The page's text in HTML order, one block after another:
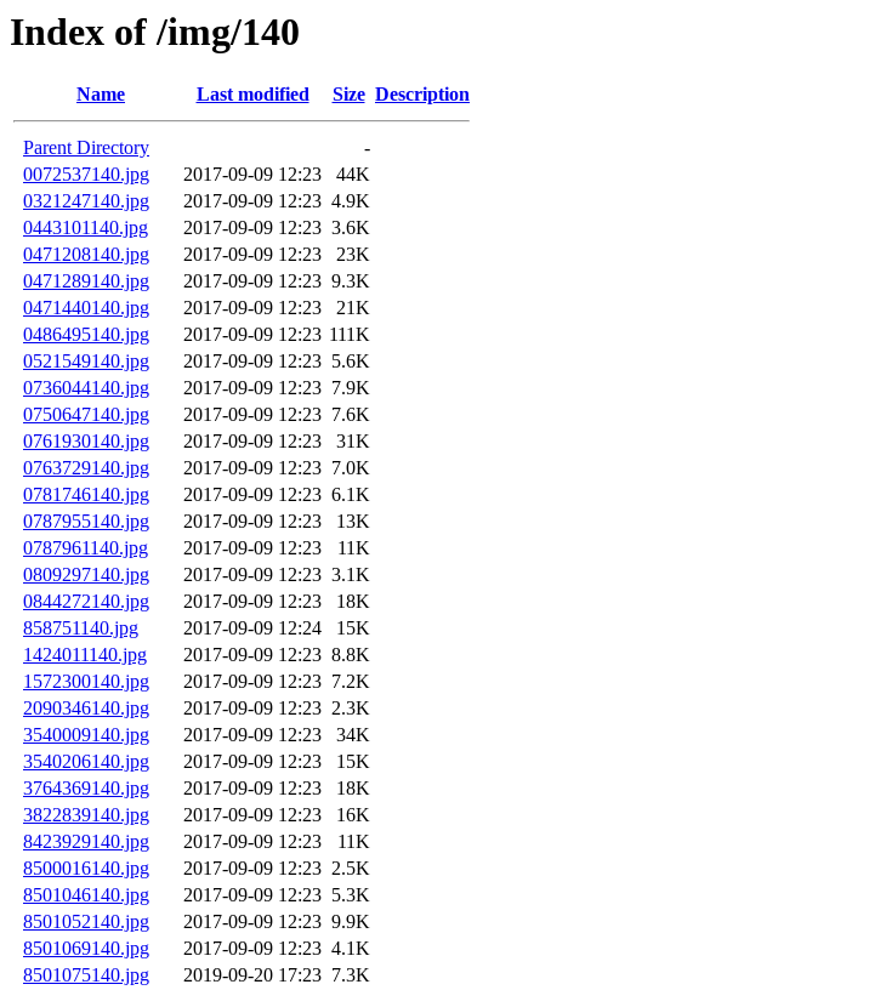
Index of /img/140
Name Last modified Size Description
Parent Directory
-
0072537140.jpg
2017-09-09 12:23
44K
0321247140.jpg
2017-09-09 12:23 4.9K
0443101140.jpg
2017-09-09 12:23 3.6K
0471208140.jpg
2017-09-09 12:23
23K
0471289140.jpg
2017-09-09 12:23 9.3K
0471440140.jpg
2017-09-09 12:23
21K
0486495140.jpg
2017-09-09 12:23 111K
0521549140.jpg
2017-09-09 12:23 5.6K
0736044140.jpg
2017-09-09 12:23 7.9K
0750647140.jpg
2017-09-09 12:23 7.6K
0761930140.jpg
2017-09-09 12:23
31K
0763729140.jpg
2017-09-09 12:23 7.0K
0781746140.jpg
2017-09-09 12:23 6.1K
0787955140.jpg
2017-09-09 12:23
13K
0787961140.jpg
2017-09-09 12:23
11K
0809297140.jpg
2017-09-09 12:23 3.1K
0844272140.jpg
2017-09-09 12:23
18K
858751140.jpg
2017-09-09 12:24
15K
1424011140.jpg
2017-09-09 12:23 8.8K
1572300140.jpg
2017-09-09 12:23 7.2K
2090346140.jpg
2017-09-09 12:23 2.3K
3540009140.jpg
2017-09-09 12:23
34K
3540206140.jpg
2017-09-09 12:23
15K
3764369140.jpg
2017-09-09 12:23
18K
3822839140.jpg
2017-09-09 12:23
16K
8423929140.jpg
2017-09-09 12:23
11K
8500016140.jpg
2017-09-09 12:23 2.5K
8501046140.jpg
2017-09-09 12:23 5.3K
8501052140.jpg
2017-09-09 12:23 9.9K
8501069140.jpg
2017-09-09 12:23 4.1K
8501075140.jpg
2019-09-20 17:23 7.3K